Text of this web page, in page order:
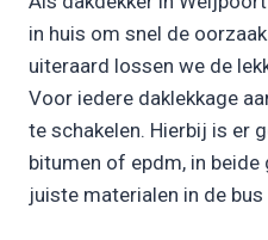
in huis om snel de
uiteraard lossen we de
Voor iedere daklekkage
te schakelen. Hierbij is er
bitumen of epdm, in beide
juiste materialen in de